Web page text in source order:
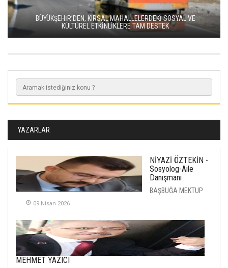
BÜYÜKŞEHİR’DEN, KIRSAL MAHALLELERDEKİ SOSYAL VE
KÜLTÜREL ETKİNLİKLERE TAM DESTEK
YAZARLAR
NİYAZİ ÖZTEKİN -
Sosyolog-Aile
Danışmanı
BAŞBUĞA MEKTUP
09 Nisan 2026
MEHMET YAZICI